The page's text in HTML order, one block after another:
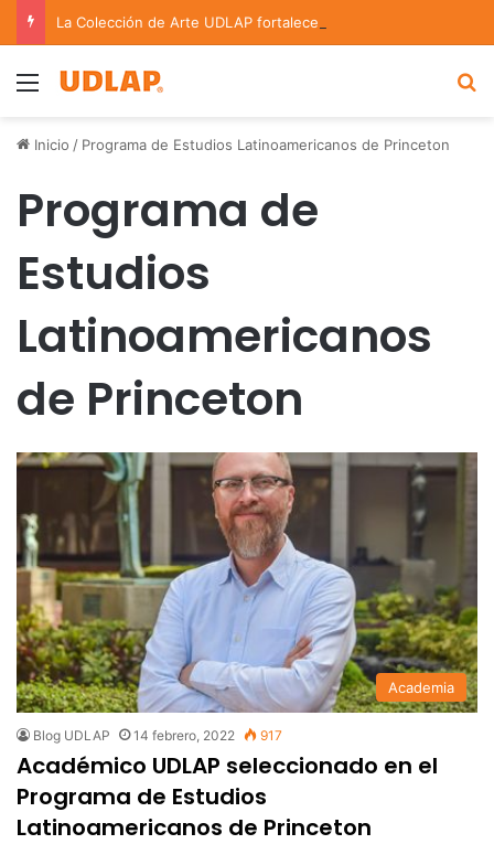
Menu
Inicio / Programa de Estudios Latinoamericanos de Princeton
Programa de
Estudios
Latinoamericanos
de Princeton
Academia
Blog UDLAP 14 febrero, 2022 917
Académico UDLAP seleccionado en el
Programa de Estudios
Latinoamericanos de Princeton